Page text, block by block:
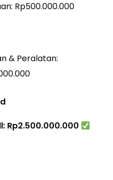
Rp500.000.000
& Peralatan:
Rp2.500.000.000